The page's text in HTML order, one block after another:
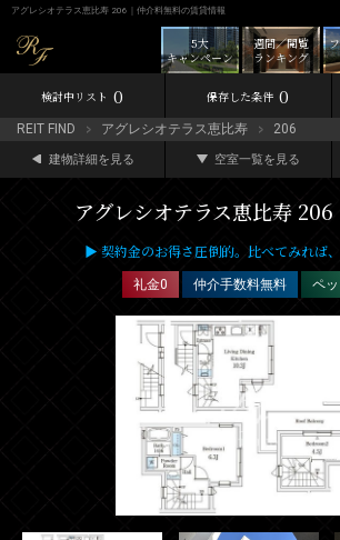
アグレシオテラス恵比寿 206｜仲介料無料の賃貸情報
週間／閲覧
ランキング
5大
キャンペーン
検討中リスト 0 保存した条件 0
REIT FIND アグレシオテラス恵比寿 206
建物詳細を見る 空室一覧を見る
アグレシオテラス恵比寿 206
▶ 契約金のお得さ圧倒的。比べてみれば
礼金0 仲介手数料無料 ペ